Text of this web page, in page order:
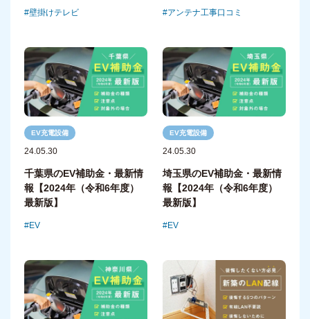
壁掛けテレビ アンテナ工事口コミ
EV充電設備
24.05.30
千葉県のEV補助金・最新情
報【2024年（令和6年度）
最新版】
EV
EV充電設備
24.05.30
埼玉県のEV補助金・最新情
報【2024年（令和6年度）
最新版】
EV